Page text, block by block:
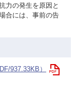
力の発生を原因と
合には、事前の告
937.33KB）